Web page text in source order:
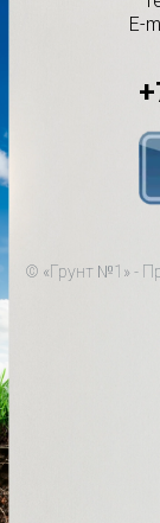
E-
© «Грунт №1» -